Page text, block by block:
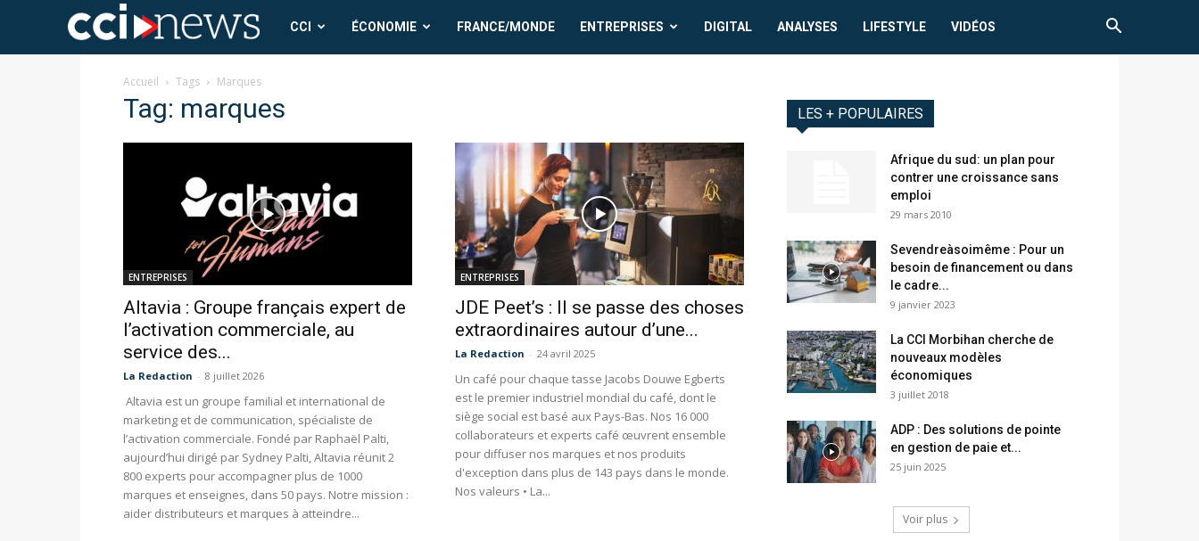
CCICCI ÉCONOMIE FRANCE/MONDE ENTREPRISES DIGITAL ANALYSES LIFESTYLE VIDÉOS
Accueil Tags Marques
Tag: marques
ENTREPRISES
Altavia : Groupe français expert de
l’activation commerciale, au
service des...
La Redaction - 8 juillet 2026
Altavia est un groupe familial et international de
marketing et de communication, spécialiste de
l’activation commerciale. Fondé par Raphaël Palti,
aujourd’hui dirigé par Sydney Palti, Altavia réunit 2
800 experts pour accompagner plus de 1000
marques et enseignes, dans 50 pays. Notre mission :
aider distributeurs et marques à atteindre...
ENTREPRISES
JDE Peet’s : Il se passe des choses
extraordinaires autour d’une...
La Redaction - 24 avril 2025
Un café pour chaque tasse Jacobs Douwe Egberts
est le premier industriel mondial du café, dont le
siège social est basé aux Pays-Bas. Nos 16 000
collaborateurs et experts café œuvrent ensemble
pour diffuser nos marques et nos produits
d'exception dans plus de 143 pays dans le monde.
Nos valeurs • La...
LES + POPULAIRES
Afrique du sud: un plan pour
contrer une croissance sans
emploi
29 mars 2010
Sevendreàsoimême : Pour un
besoin de financement ou dans
le cadre...
9 janvier 2023
La CCI Morbihan cherche de
nouveaux modèles
économiques
3 juillet 2018
ADP : Des solutions de pointe
en gestion de paie et...
25 juin 2025
Voir plus